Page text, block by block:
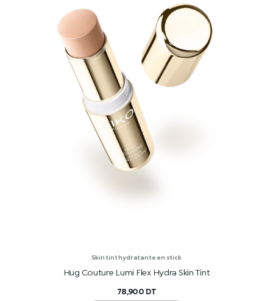
Skin tint hydratante en stick
Hug Couture Lumi Flex Hydra Skin Tint
78,900 DT